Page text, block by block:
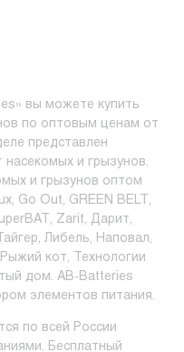
вы можете купить
по оптовым ценам от
представлен
насекомых и грызунов.
и грызунов оптом
Go Out, GREEN BELT,
Zarit, Дарит,
Либель, Наповал,
кот, Технологии
дом. AB-Batteries
элементов питания.
по всей России
Бесплатный